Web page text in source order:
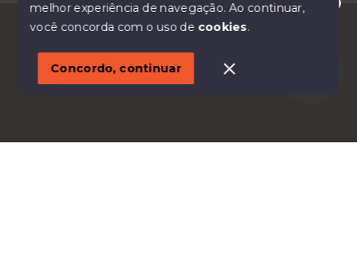
Olá! Estamos disponíveis para te ajudar.
© Copyright 2026 - Imóveis Malavasi - Todos os
SITE PARA IMOBILIARIA
melhor experiência de navegação.Ao continuar,
você concorda com o uso de cookies.
Concordo, continuar